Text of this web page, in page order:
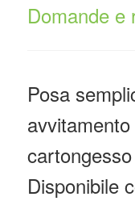
Domande e
Posa
cartongesso
Disponibile